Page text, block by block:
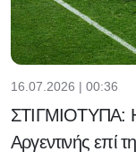
16.07.2026 | 00:36
ΣΤΙΓΜΙΟΤΥΠΑ:
Αργεντινής επί